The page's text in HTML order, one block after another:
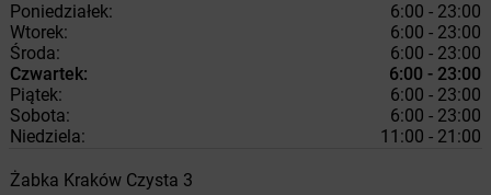
Poniedziałek:
6:00 - 23:00
Wtorek:
6:00 - 23:00
Środa:
6:00 - 23:00
Czwartek:
6:00 - 23:00
Piątek:
6:00 - 23:00
Sobota:
6:00 - 23:00
Niedziela:
11:00 - 21:00
Żabka Kraków Czysta 3